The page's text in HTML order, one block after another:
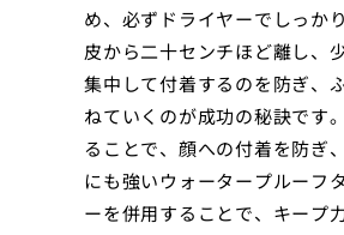
め、必ずドライヤーでしっか
皮から二十センチほど離し、
集中して付着するのを防ぎ、
ねていくのが成功の秘訣です
ることで、顔への付着を防ぎ
にも強いウォータープルーフ
ーを併用することで、キープ